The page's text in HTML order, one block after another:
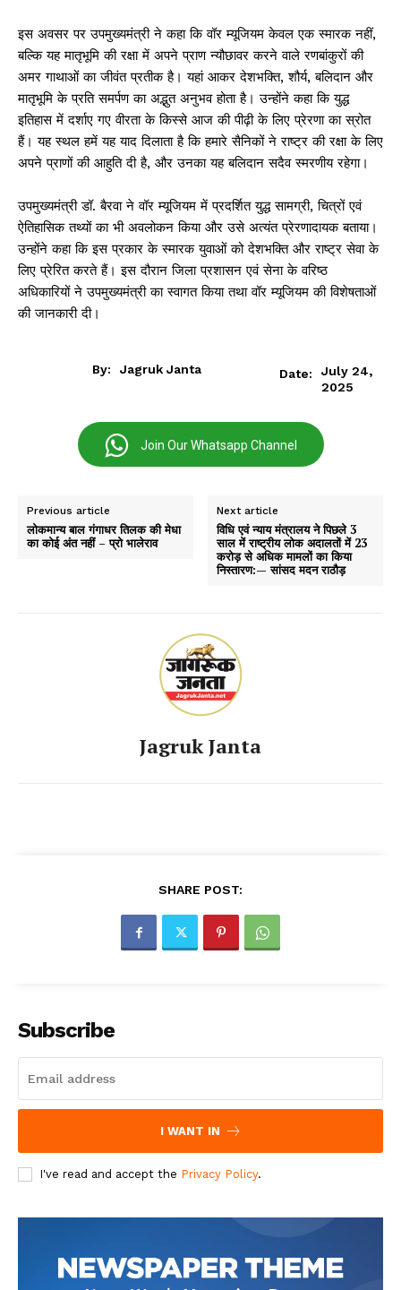
इस अवसर पर उपमुख्यमंत्री ने कहा कि वॉर म्यूजियम केवल एक स्मारक नहीं,
बल्कि यह मातृभूमि की रक्षा में अपने प्राण न्यौछावर करने वाले रणबांकुरों की
अमर गाथाओं का जीवंत प्रतीक है। यहां आकर देशभक्ति, शौर्य, बलिदान और
मातृभूमि के प्रति समर्पण का अद्भुत अनुभव होता है। उन्होंने कहा कि युद्ध
इतिहास में दर्शाए गए वीरता के किस्से आज की पीढ़ी के लिए प्रेरणा का स्रोत
हैं। यह स्थल हमें यह याद दिलाता है कि हमारे सैनिकों ने राष्ट्र की रक्षा के लिए
अपने प्राणों की आहुति दी है, और उनका यह बलिदान सदैव स्मरणीय रहेगा।
उपमुख्यमंत्री डॉ. बैरवा ने वॉर म्यूजियम में प्रदर्शित युद्ध सामग्री, चित्रों एवं
ऐतिहासिक तथ्यों का भी अवलोकन किया और उसे अत्यंत प्रेरणादायक बताया।
उन्होंने कहा कि इस प्रकार के स्मारक युवाओं को देशभक्ति और राष्ट्र सेवा के
लिए प्रेरित करते हैं। इस दौरान जिला प्रशासन एवं सेना के वरिष्ठ
अधिकारियों ने उपमुख्यमंत्री का स्वागत किया तथा वॉर म्यूजियम की विशेषताओं
की जानकारी दी।
By: Jagruk Janta Date:
July 24,
2025
Join Our Whatsapp Channel
Previous article
लोकमान्य बाल गंगाधर तिलक की मेधा
का कोई अंत नहीं – प्रो भालेराव
Next article
विधि एवं न्याय मंत्रालय ने पिछले 3
साल में राष्ट्रीय लोक अदालतों में 23
करोड़ से अधिक मामलों का किया
निस्तारण:— सांसद मदन राठौड़
Jagruk Janta
SHARE POST:
Subscribe
I WANT IN
I've read and accept the Privacy Policy.